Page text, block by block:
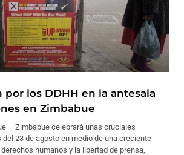
por los DDHH en la antesala
en Zimbabue
– Zimbabue celebrará unas cruciales
23 de agosto en medio de una creciente
humanos y la libertad de prensa,